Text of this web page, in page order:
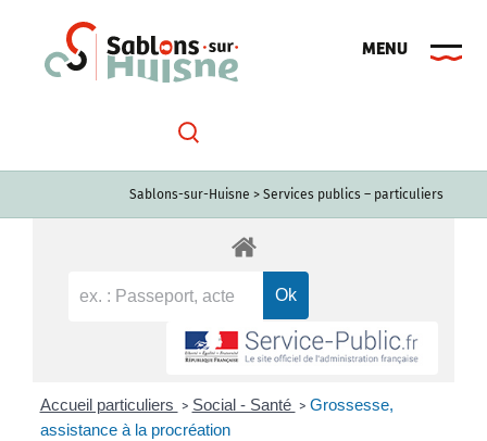
Sablons-sur-Huisne > Services publics – particuliers
Accueil particuliers > Social - Santé > Grossesse,
assistance à la procréation